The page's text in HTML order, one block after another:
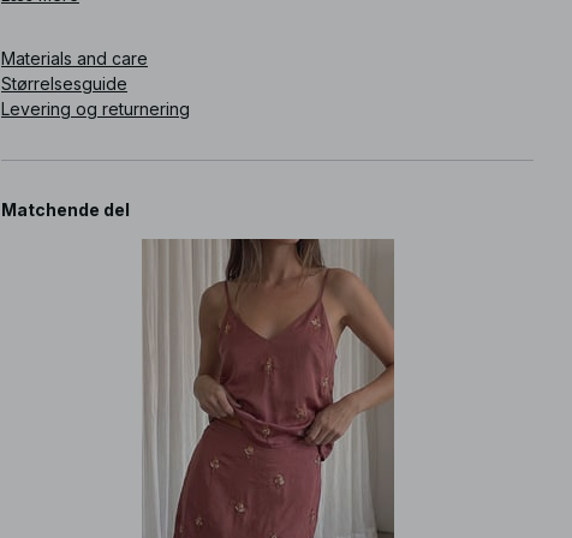
Materials and care
Størrelsesguide
Levering og returnering
Matchende del